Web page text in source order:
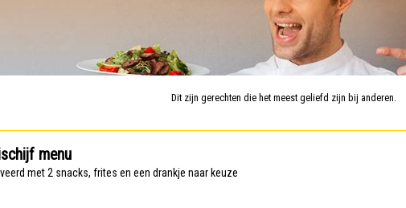
Dit zijn gerechten die het meest geliefd zijn bij anderen.
menu
met 2 snacks, frites en een drankje naar keuze